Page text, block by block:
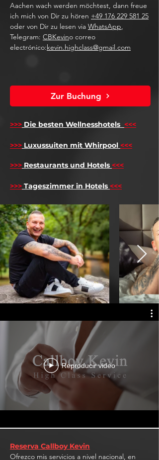
Aachen wach werden möchtest, dann freue
ich mich von Dir zu hören +49 176 229 581 25
oder von Dir zu lesen via WhatsApp,
Telegram: CBKevino correo
electrónico:kevin.highclass@gmail.com
Zur Buchung
>>> Die besten Wellnesshotels <<<
>>> Luxussuiten mit Whirpool <<<
>>> Restaurants und Hotels <<<
>>> Tageszimmer in Hotels <<<
Reproducir video
Reserva Callboy Kevin
Ofrezco mis servicios a nivel nacional, en